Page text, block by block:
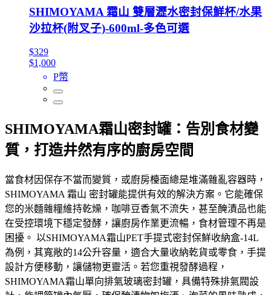
SHIMOYAMA 霜山 雙層瀝水密封保鮮杯/水果
沙拉杯(附叉子)-600ml-多色可選
$329
$1,000
P幣
SHIMOYAMA霜山密封罐：告別食材變
質，打造井然有序的廚房空間
當食材因保存不當而變質，或廚房檯面總是堆滿雜亂容器時，
SHIMOYAMA 霜山 密封罐能提供有效的解決方案。它能確保
您的米麵雜糧維持乾燥，咖啡豆香氣不流失，甚至醃漬品也能
在受控環境下穩定發酵，讓廚房作業更流暢，食材管理不再是
困擾。 以SHIMOYAMA霜山PET手提式密封保鮮收納盒-14L
為例，其寬敞的14公升容量，適合大量收納乾貨或零食，手提
設計方便移動，讓儲物更靈活。若您重視發酵過程，
SHIMOYAMA霜山單向排氣玻璃密封罐，具備特殊排氣閥設